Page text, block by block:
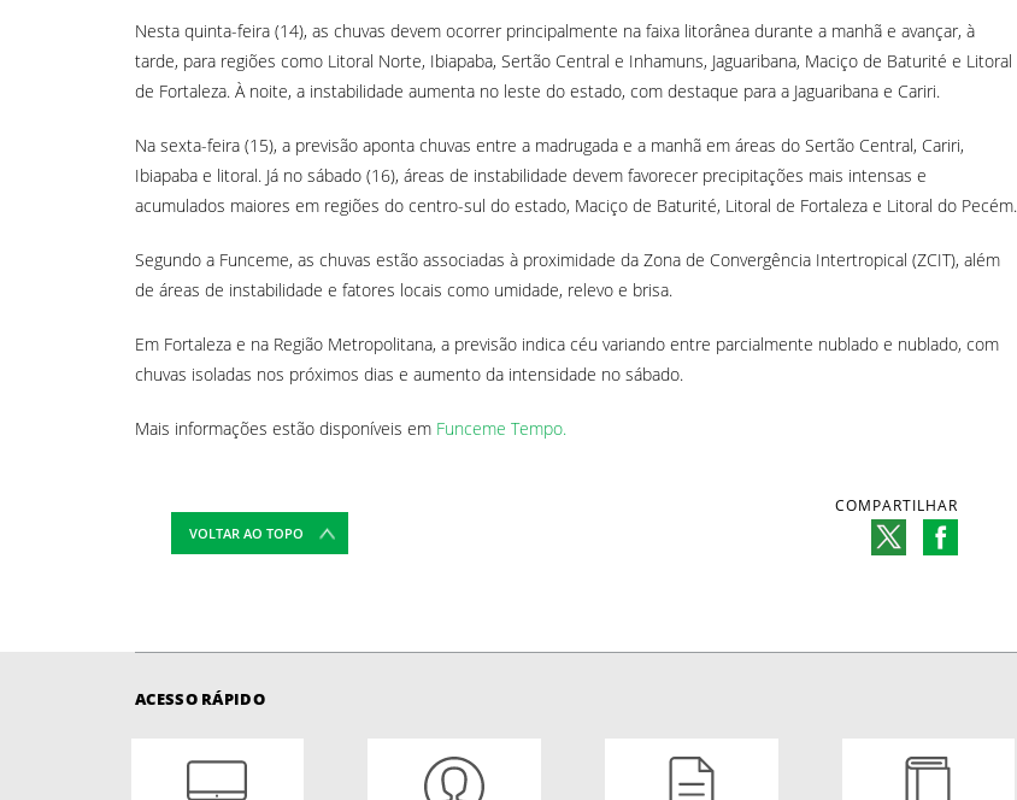
Nesta quinta-feira (14), as chuvas devem ocorrer principalmente na faixa litorânea durante a manhã e avançar, à
tarde, para regiões como Litoral Norte, Ibiapaba, Sertão Central e Inhamuns, Jaguaribana, Maciço de Baturité e Litoral
de Fortaleza. À noite, a instabilidade aumenta no leste do estado, com destaque para a Jaguaribana e Cariri.
Na sexta-feira (15), a previsão aponta chuvas entre a madrugada e a manhã em áreas do Sertão Central, Cariri,
Ibiapaba e litoral. Já no sábado (16), áreas de instabilidade devem favorecer precipitações mais intensas e
acumulados maiores em regiões do centro-sul do estado, Maciço de Baturité, Litoral de Fortaleza e Litoral do Pecém.
Segundo a Funceme, as chuvas estão associadas à proximidade da Zona de Convergência Intertropical (ZCIT), além
de áreas de instabilidade e fatores locais como umidade, relevo e brisa.
Em Fortaleza e na Região Metropolitana, a previsão indica céu variando entre parcialmente nublado e nublado, com
chuvas isoladas nos próximos dias e aumento da intensidade no sábado.
Mais informações estão disponíveis em Funceme Tempo.
VOLTAR AO TOPO
COMPARTILHAR
ACESSO RÁPIDO